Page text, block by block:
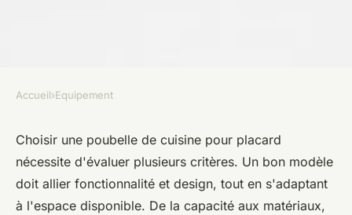
EQUIPEMENT
Comment bien choisir sa
poubelle de cuisine pour
placard ?
Accueil›Equipement
Choisir une poubelle de cuisine pour placard
nécessite d'évaluer plusieurs critères. Un bon modèle
doit allier fonctionnalité et design, tout en s'adaptant
à l'espace disponible. De la capacité aux matériaux,